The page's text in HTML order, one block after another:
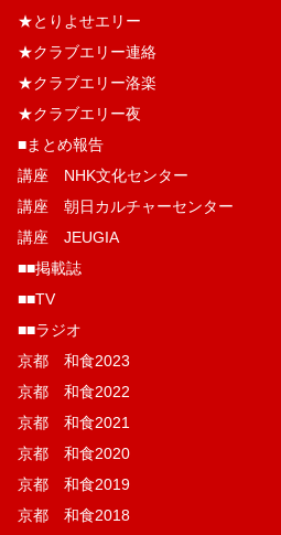
★とりよせエリー
★クラブエリー連絡
★クラブエリー洛楽
★クラブエリー夜
■まとめ報告
講座 NHK文化センター
講座 朝日カルチャーセンター
講座 JEUGIA
■■掲載誌
■■TV
■■ラジオ
京都 和食2023
京都 和食2022
京都 和食2021
京都 和食2020
京都 和食2019
京都 和食2018